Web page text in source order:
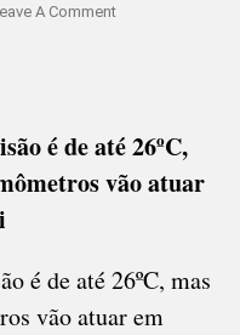
A CommentOn
SEMANA
DE
MAIS
BAIXAS
é de até 26ºC,
vão atuar
é de até 26ºC, mas
vão atuar em